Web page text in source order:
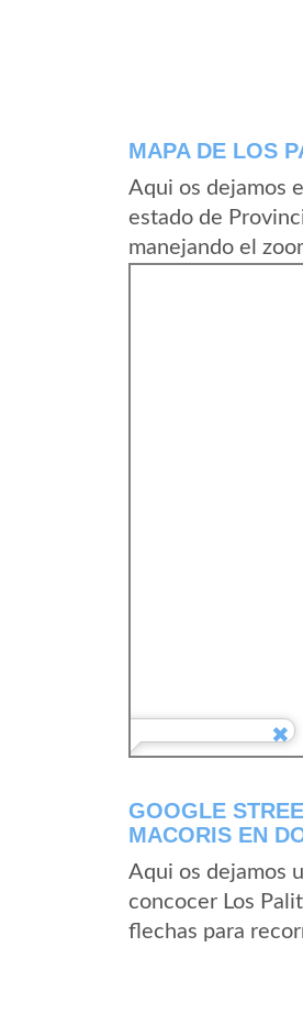
MAPA DE LOS
Aqui os dejamos
estado de
manejando el
GOOGLE
MACORIS EN
Aqui os dejamos
concocer Los
flechas para